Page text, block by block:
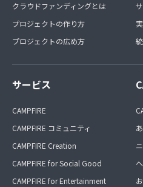
クラウドファンディングとは
プロジェクトの作り方
プロジェクトの広め方
サービス
CAMPFIRE
CAMPFIRE コミュニティ
CAMPFIRE Creation
CAMPFIRE for Social Good
CAMPFIRE for Entertainment